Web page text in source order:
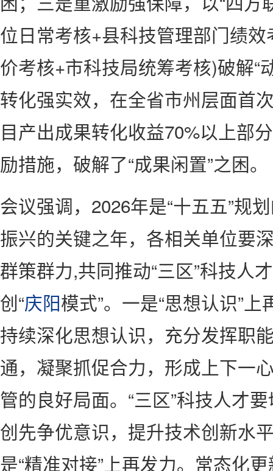
位日常考核+县科技管理部门绩
价考核+市科技局统筹考核)破解“
转化强实效，在全省市州层面首
目产出成果转化收益70%以上部
励措施，破解了“成果闲置”之困。
会议强调，2026年是“十五五”规
振兴的关键之年，各相关单位要
群策群力,共同推动“三区”科技人
创“庆阳模式”。一是“思想认识”
持续深化思想认识，充分发挥职
通，凝聚抓促合力，形成上下一
管的良好局面。“三区”科技人才
创先争优意识，提升技术创新水
是“精准对接”上再发力。常态化